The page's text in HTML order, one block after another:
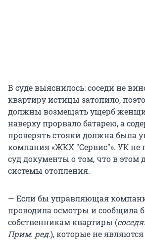
В суде выяснилось: соседи не
квартиру истицы затопило,
должны возмещать ущерб
наверху прорвало батарею, а
проверять стояки должна была
компания «ЖКХ "Сервис"». УК не
суд документы о том, что в этом
системы отопления.
— Если бы управляющая
проводила осмотры и сообщила
собственникам квартиры (
Прим. ред.), которые не